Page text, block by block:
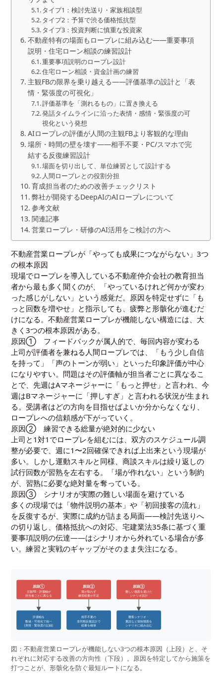
タイプ1：検討先送り・家族相談型
タイプ2：予算で渋る価格抵抗型
タイプ3：投資判断に慎重な投資家
不動産特有の場面もロープレに組み込む——重要事項
説明・住宅ローン相談の練習設計
重要事項説明のロープレ設計
住宅ローン相談・資金計画の練習
主観FBの限界を乗り越える——評価基準の設計と「表
情・緊張度の可視化」
評価基準を「測れるもの」に置き換える
発話タイムラインに沿った表情・感情・緊張度の可
視化という発想
AIロープレの評価が人間の主観FBより客観的な理由
場所・時間の壁を壊す——相手不要・PC/スマホで完
結する反復練習設計
場面を切り出して、単位練習として設計する
人間ロープレとの役割分担
育成担当者のための改善チェックリスト
弊社が開発するDeepAIのAIロープレについて
参考文献
関連記事
営業ロープレ・研修のAI活用をご検討の方へ
不動産営業ロープレが「やっても成果につながらない」3つ
の根本原因
現場でロープレを導入している不動産仲介会社の教育担当
者から最も多く聞くのが、「やっているけれど何かが変わ
った感じがしない」という感覚だ。原因を特定せずに「も
っと回数を増やせ」と指示しても、疲弊と形骸化が進むだ
けになる。不動産営業ロープレが機能しない構造には、大
きく3つの根本原因がある。
原因① フィードバックが属人的で、毎回内容が変わる
上司が評価者を兼ねる人間ロープレでは、「もう少し自信
を持って」「声のトーンが弱い」といった印象評価が中心
になりやすい。問題はその評価軸が担当者ごとに異なるこ
とで、先週はAマネージャーに「もっと押せ」と言われ、今
週はBマネージャーに「押しすぎ」と言われる状況が生まれ
る。受講者はどの方向を目指せばよいか分からなくなり、
ロープレへの信頼感が下がっていく。
原因② 練習できる総量が絶対的に少ない
上司と1対1でロープレを組むには、双方のスケジュール調
整が必要で、週に1〜2回確保できれば上出来という現場が
多い。しかし運動スキルと同様、商談スキルは繰り返しの
試行回数が習熟を左右する。「場が作れない」という制約
が、習熟に必要な絶対量を奪っている。
原因③ シナリオが実際の難しい場面を避けている
多くの現場では「物件説明の基本」や「初回接客の流れ」
を反復するが、実際に成約が詰まる局面——検討先送りへ
の切り返し、価格抵抗への対応、宅建業法35条に基づく重
要事項説明の伝達——はシナリオから外れている場合が多
い。練習と実戦のギャップがそのまま失注になる。
原因①
主観FB・評価軸が
担当者ごとに異なる
原因②
場が取れず
練習総量が不足
原因③
難しい場面を避けた
シナリオ設計
評価軸を
数値・可視化で統一
(表情・緊張度の記録)
相手不要の
非同期反復設計で
総量を確保
難客シナリオ・
重説など規制場面を
シナリオに組み込む
図：不動産営業ロープレが機能しない3つの根本原因（上段）と、そ
れぞれに対応する改善の方向性（下段）。原因を特定してから施策を
打つことが、形骸化を防ぐ最短ルートになる。